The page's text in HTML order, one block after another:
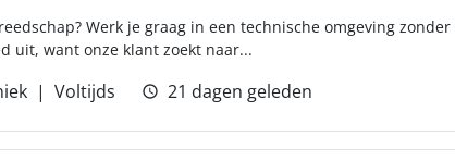
Werk je graag in een technische omgeving
uit, want onze klant zoekt naar...
Voltijds 21 dagen geleden